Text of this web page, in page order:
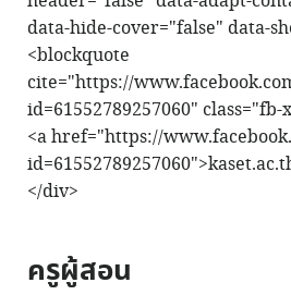
data-hide-cover="false" data-
<blockquote
cite="https://
id=61552789257060"
<a href="https://
</div>
ครูผู้สอน